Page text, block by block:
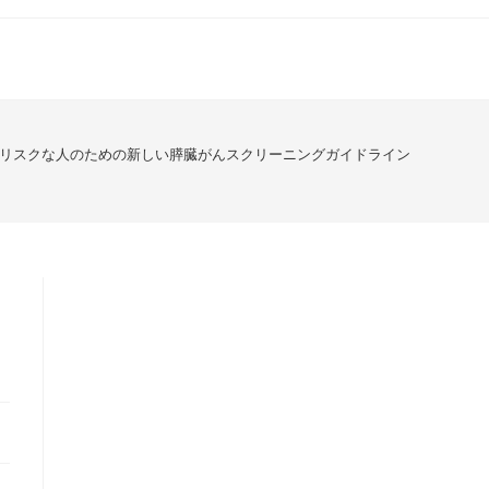
スクな人のための新しい膵臓がんスクリーニングガイドライン